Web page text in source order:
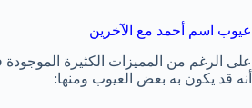
عيوب اسم أحمد مع الآخرين
على الرغم من المميزات الكثيرة الموجودة
أنه قد يكون به بعض العيوب ومنها: